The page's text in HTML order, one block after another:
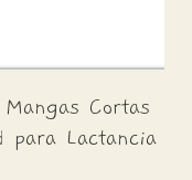
Cortas
para Lactancia